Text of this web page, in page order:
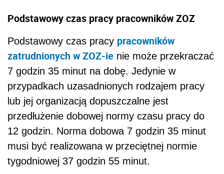
Podstawowy czas pracy pracowników ZOZ
Podstawowy czas pracy pracowników
zatrudnionych w ZOZ-ie nie może przekraczać
7 godzin 35 minut na dobę. Jedynie w
przypadkach uzasadnionych rodzajem pracy
lub jej organizacją dopuszczalne jest
przedłużenie dobowej normy czasu pracy do
12 godzin. Norma dobowa 7 godzin 35 minut
musi być realizowana w przeciętnej normie
tygodniowej 37 godzin 55 minut.